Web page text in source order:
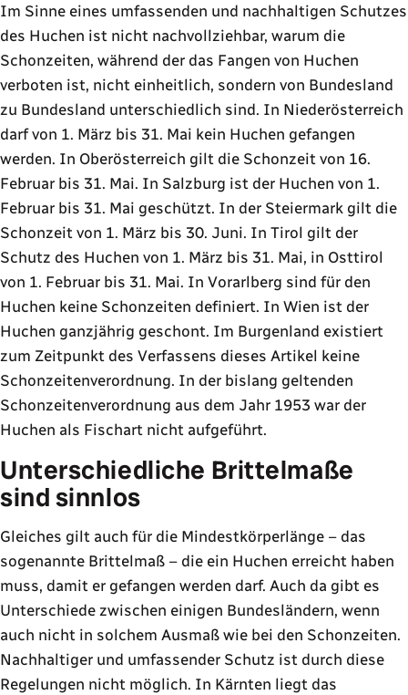
Im Sinne eines umfassenden und nachhaltigen Schutzes
des Huchen ist nicht nachvollziehbar, warum die
Schonzeiten, während der das Fangen von Huchen
verboten ist, nicht einheitlich, sondern von Bundesland
zu Bundesland unterschiedlich sind. In Niederösterreich
darf von 1. März bis 31. Mai kein Huchen gefangen
werden. In Oberösterreich gilt die Schonzeit von 16.
Februar bis 31. Mai. In Salzburg ist der Huchen von 1.
Februar bis 31. Mai geschützt. In der Steiermark gilt die
Schonzeit von 1. März bis 30. Juni. In Tirol gilt der
Schutz des Huchen von 1. März bis 31. Mai, in Osttirol
von 1. Februar bis 31. Mai. In Vorarlberg sind für den
Huchen keine Schonzeiten definiert. In Wien ist der
Huchen ganzjährig geschont. Im Burgenland existiert
zum Zeitpunkt des Verfassens dieses Artikel keine
Schonzeitenverordnung. In der bislang geltenden
Schonzeitenverordnung aus dem Jahr 1953 war der
Huchen als Fischart nicht aufgeführt.
Unterschiedliche Brittelmaße
sind sinnlos
Gleiches gilt auch für die Mindestkörperlänge – das
sogenannte Brittelmaß – die ein Huchen erreicht haben
muss, damit er gefangen werden darf. Auch da gibt es
Unterschiede zwischen einigen Bundesländern, wenn
auch nicht in solchem Ausmaß wie bei den Schonzeiten.
Nachhaltiger und umfassender Schutz ist durch diese
Regelungen nicht möglich. In Kärnten liegt das